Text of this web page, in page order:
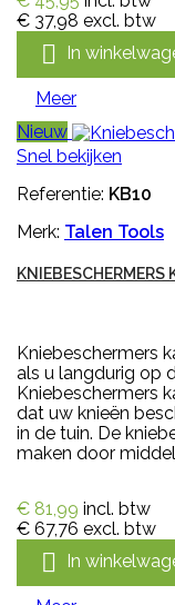
€ 37,98 excl. btw
 In
Meer
Nieuw
Snel bekijken
Referentie: KB10
Merk: Talen Tools
KNIEBESCHERMERS
Kniebeschermers
als u langdurig op
Kniebeschermers
dat uw knieën
in de tuin. De
maken door
€ 81,99 incl. btw
€ 67,76 excl. btw
 In